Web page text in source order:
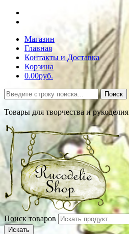
Магазин
Главная
Контакты и Доставка
Корзина
0.00руб.
Поиск
Товары для творчества и рукоделия
Поиск товаров
Искать